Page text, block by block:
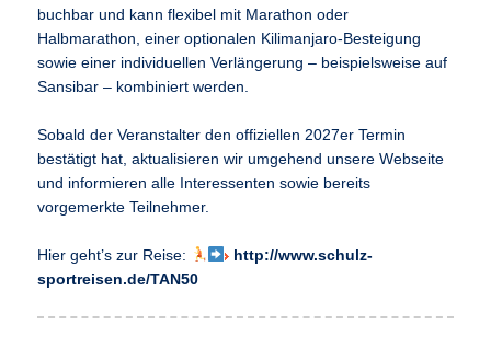
buchbar und kann flexibel mit Marathon oder
Halbmarathon, einer optionalen Kilimanjaro-Besteigung
sowie einer individuellen Verlängerung – beispielsweise auf
Sansibar – kombiniert werden.
Sobald der Veranstalter den offiziellen 2027er Termin
bestätigt hat, aktualisieren wir umgehend unsere Webseite
und informieren alle Interessenten sowie bereits
vorgemerkte Teilnehmer.
Hier geht’s zur Reise:
http://www.schulz-
sportreisen.de/TAN50